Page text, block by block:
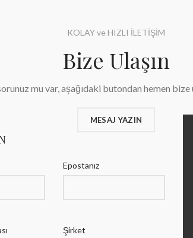
KOLAY ve HIZLI İLETİŞİM
Bize Ulaşın
mu var, aşağıdaki butondan hemen
MESAJ YAZIN
Epostanız
Şirket